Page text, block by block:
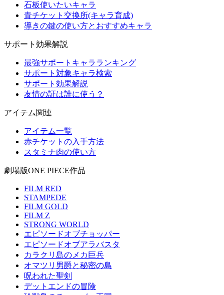
石板使いたいキャラ
青チケット交換所(キャラ育成)
導きの鍵の使い方とおすすめキャラ
サポート効果解説
最強サポートキャラランキング
サポート対象キャラ検索
サポート効果解説
友情の証は誰に使う？
アイテム関連
アイテム一覧
赤チケットの入手方法
スタミナ肉の使い方
劇場版ONE PIECE作品
FILM RED
STAMPEDE
FILM GOLD
FILM Z
STRONG WORLD
エピソードオブチョッパー
エピソードオブアラバスタ
カラクリ島のメカ巨兵
オマツリ男爵と秘密の島
呪われた聖剣
デットエンドの冒険